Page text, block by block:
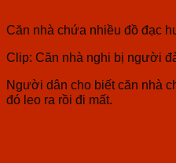
Căn nhà chứa nhiều đồ đạc
Clip: Căn nhà nghi bị người
Người dân cho biết căn nhà
đó leo ra rồi đi mất.